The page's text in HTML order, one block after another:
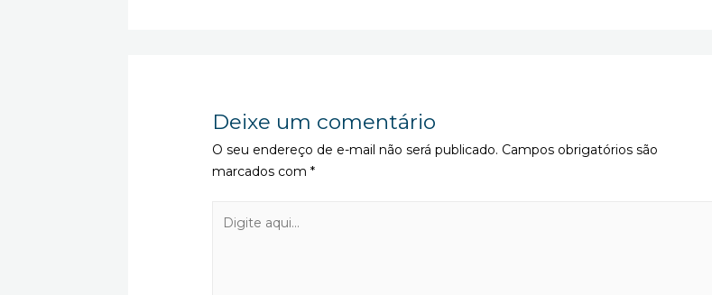
Deixe um comentário
O seu endereço de e-mail não será publicado. Campos obrigatórios são
marcados com*
aqui...